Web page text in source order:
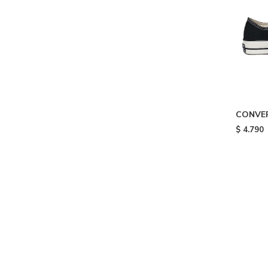
Black/
$ 4.790